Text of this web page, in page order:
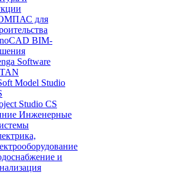
для
BIM-
Software
Model Studio
Studio CS
Инженерные
и